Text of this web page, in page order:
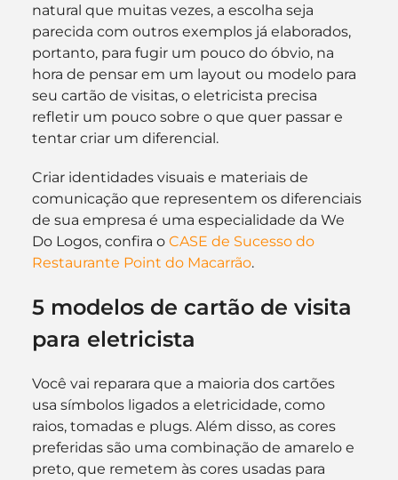
natural que muitas vezes, a escolha seja
parecida com outros exemplos já elaborados,
portanto, para fugir um pouco do óbvio, na
hora de pensar em um layout ou modelo para
seu cartão de visitas, o eletricista precisa
refletir um pouco sobre o que quer passar e
tentar criar um diferencial.
Criar identidades visuais e materiais de
comunicação que representem os diferenciais
de sua empresa é uma especialidade da We
Do Logos, confira o CASE de Sucesso do
Restaurante Point do Macarrão.
5 modelos de cartão de visita
para eletricista
Você vai reparara que a maioria dos cartões
usa símbolos ligados a eletricidade, como
raios, tomadas e plugs. Além disso, as cores
preferidas são uma combinação de amarelo e
preto, que remetem às cores usadas para